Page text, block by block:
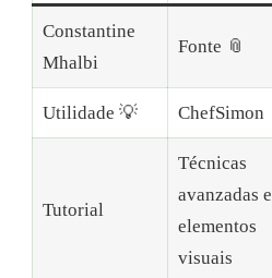
Constantine
Mhalbi
Fonte 📎
Utilidade 💡 ChefSimon
Tutorial
Técnicas
avanzadas e
elementos
visuais